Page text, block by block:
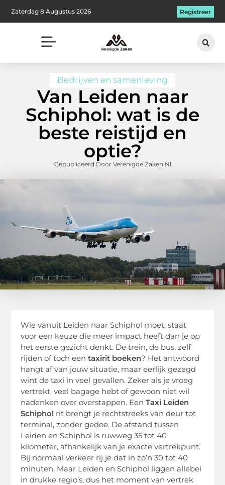
Zaterdag 8 Augustus 2026 Registreer
Bedrijven en samenleving
Van Leiden naar
Schiphol: wat is de
beste reistijd en
optie?
Gepubliceerd Door Verenigde Zaken.nl
Wie vanuit Leiden naar Schiphol moet, staat
voor een keuze die meer impact heeft dan je op
het eerste gezicht denkt. De trein, de bus, zelf
rijden of toch eentaxirit boeken? Het antwoord
hangt af van jouw situatie, maar eerlijk gezegd
wint de taxi in veel gevallen. Zeker als je vroeg
vertrekt, veel bagage hebt of gewoon niet wil
nadenken over overstappen. EenTaxi Leiden
Schiphol rit brengt je rechtstreeks van deur tot
terminal, zonder gedoe. De afstand tussen
Leiden en Schiphol is ruwweg 35 tot 40
kilometer, afhankelijk van je exacte vertrekpunt.
Bij normaal verkeer rij je dat in zo’n 30 tot 40
minuten. Maar Leiden en Schiphol liggen allebei
in drukke regio’s, dus het moment van vertrek